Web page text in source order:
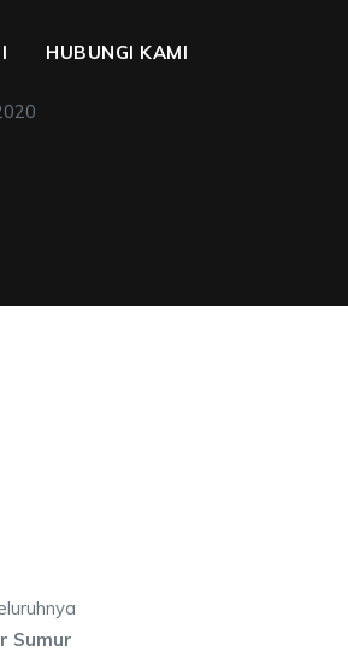
HUBUNGI KAMI
Sumur